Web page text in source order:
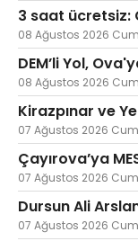
3 saat ücretsiz:
08 Ağustos 2026
DEM’li Yol,
08 Ağustos 2026
Kirazpınar ve
07 Ağustos 2026
Çayırova’ya
07 Ağustos 2026
Dursun Ali
07 Ağustos 2026